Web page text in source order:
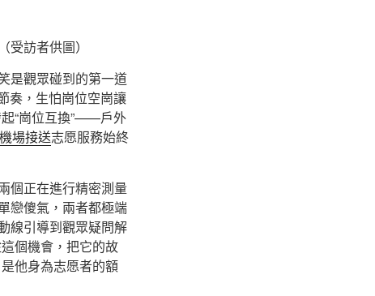
訪者供圖）
是觀眾碰到的第一道
奏，生怕崗位空崗讓
起“崗位互換”——戶外
場接送志愿服務始終
個正在進行精密測量
戀傻氣，兩者都極端
線引導到觀眾疑問解
個機會，把它的故
他身為志愿者的額